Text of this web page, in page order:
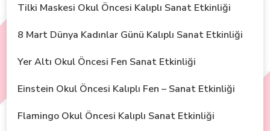
Tilki Maskesi Okul Öncesi Kalıplı Sanat Etkinliği
8 Mart Dünya Kadınlar Günü Kalıplı Sanat Etkinliği
Yer Altı Okul Öncesi Fen Sanat Etkinliği
Einstein Okul Öncesi Kalıplı Fen – Sanat Etkinliği
Flamingo Okul Öncesi Kalıplı Sanat Etkinliği